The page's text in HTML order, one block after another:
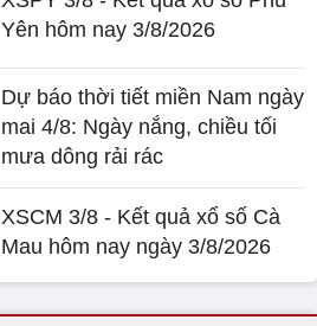
Yên hôm nay 3/8/2026
Dự báo thời tiết miền Nam ngày
mai 4/8: Ngày nắng, chiều tối
mưa dông rải rác
XSCM 3/8 - Kết quả xổ số Cà
Mau hôm nay ngày 3/8/2026